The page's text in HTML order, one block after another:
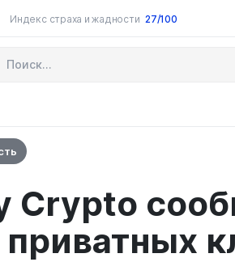
Индекс страха и жадности 27/100
Crypto
приватных